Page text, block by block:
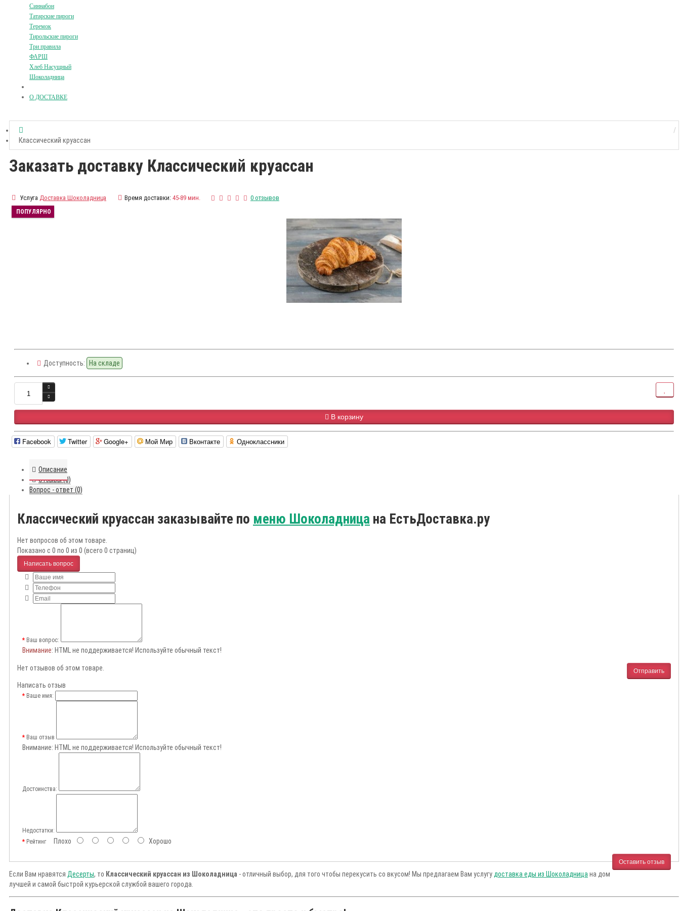
Синнабон
Татарские пироги
Теремок
Тирольские пироги
Три правила
ФАРШ
Хлеб Насущный
Шоколадница
О ДОСТАВКЕ
Классический круассан
Заказать доставку Классический круассан
Услуга Доставка Шоколадница Время доставки: 45-89 мин. 0 отзывов
ПОПУЛЯРНО
Доступность: На складе
В корзину
Facebook Twitter Google+ Мой Мир Вконтакте Одноклассники
Описание
Отзывы (0)
Вопрос - ответ (0)
Классический круассан заказывайте по меню Шоколадница на ЕстьДоставка.ру
Нет вопросов об этом товаре.
Показано с 0 по 0 из 0 (всего 0 страниц)
Написать вопрос
Ваш вопрос:
Внимание: HTML не поддерживается! Используйте обычный текст!
Отправить
Нет отзывов об этом товаре.
Написать отзыв
Ваше имя:
Ваш отзыв
Внимание: HTML не поддерживается! Используйте обычный текст!
Достоинства:
Недостатки:
РейтингПлохо Хорошо
Оставить отзыв
Если Вам нравятся Десерты, то Классический круассан из Шоколадница - отличный выбор, для того чтобы перекусить со вкусом! Мы предлагаем Вам услугу доставка еды из Шоколадница на дом
лучшей и самой быстрой курьерской службой вашего города.